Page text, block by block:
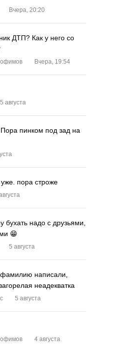
Вчера, 20:20
ДТП? Как у него со
Вчера, 19:54
5 августа
Пора пинком под зад на
пора строже
бухать надо с друзьями,
😁
5 августа
написали,
неадекватка
5 августа
4 августа